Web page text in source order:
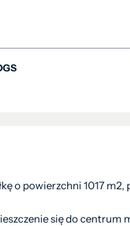
o powierzchni 1017 m2,
się do centrum